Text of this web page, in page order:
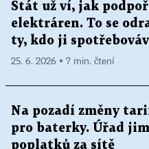
Stát už ví, jak
elektráren. To se
ty, kdo ji
25. 6. 2026 ▪ 7 min. čtení
Na pozadí změny
pro baterky. Úřad
poplatků za sítě